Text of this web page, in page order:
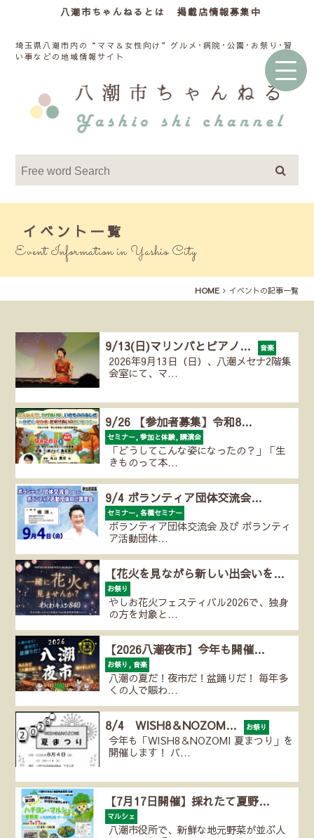
八潮市ちゃんねるとは 掲載店情報募集中
埼玉県八潮市内の“ママ＆女性向け”グルメ･病院･公園･お祭り･習
い事などの地域情報サイト
イベント一覧
Event Information in Yashio City
HOME イベントの記事一覧
9/13(日)マリンバとピアノ… 音楽
2026年9月13日（日）、八潮メセナ2階集
会室にて、マ…
9/26 【参加者募集】令和8…
セミナー, 参加と体験, 講演会
「どうしてこんな姿になったの？」「生
きものって本…
9/4 ボランティア団体交流会…
セミナー, 各種セミナー
ボランティア団体交流会 及び ボランティ
ア活動団体…
【花火を見ながら新しい出会いを…
お祭り
やしお花火フェスティバル2026で、独身
の方を対象と…
【2026八潮夜市】今年も開催…
お祭り, 音楽
八潮の夏だ！夜市だ！盆踊りだ！ 毎年多
くの人で賑わ…
8/4 WISH8＆NOZOM… お祭り
今年も「WISH8＆NOZOMI 夏まつり」を
開催します！ バ…
【7月17日開催】採れたて夏野…
マルシェ
八潮市役所で、新鮮な地元野菜が並ぶ人